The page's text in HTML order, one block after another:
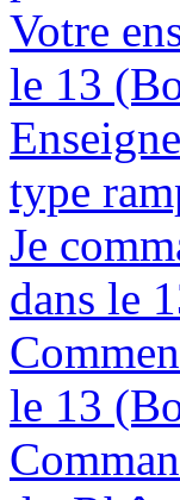
Votre
le 13
type
Je
dans le
le 13